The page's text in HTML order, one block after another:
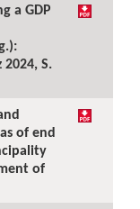
a GDP
S.
of end
of